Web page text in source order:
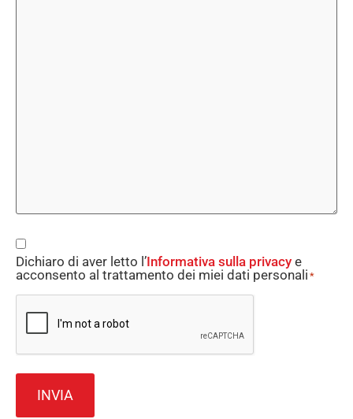
Consent
*
Dichiaro di aver letto l’Informativa sulla privacy e
acconsento al trattamento dei miei dati personali *
CAPTCHA